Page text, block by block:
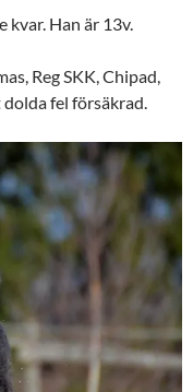
Han är 13v.
Reg SKK, Chipad,
fel försäkrad.